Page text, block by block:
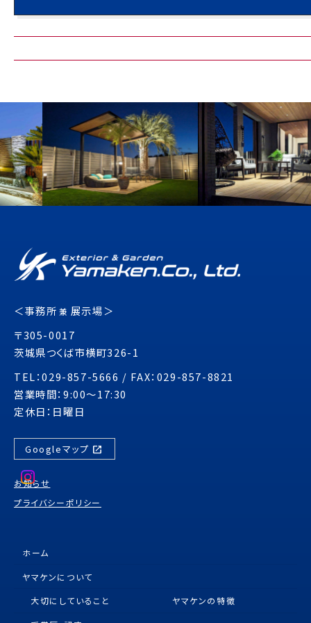
＜事務所 兼 展示場＞
〒305-0017
茨城県つくば市横町326-1
TEL：029-857-5666 / FAX：029-857-8821
営業時間：9:00～17:30
定休日：日曜日
Googleマップ open_in_new
お知らせ
プライバシーポリシー
ホーム
ヤマケンについて
大切にしていること ヤマケンの特徴